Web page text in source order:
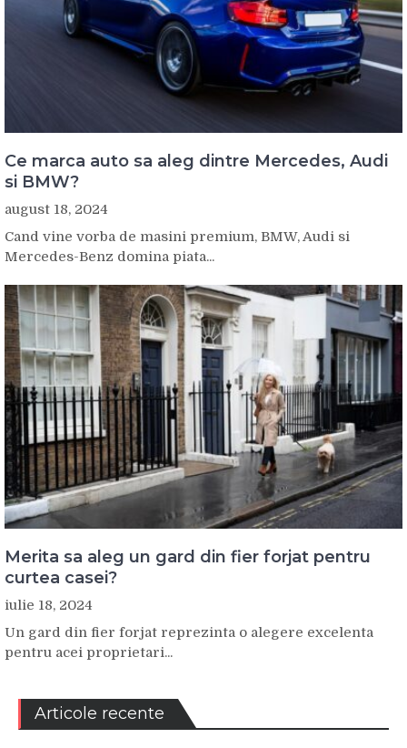
Ce marca auto sa aleg dintre Mercedes, Audi
si BMW?
august 18, 2024
Cand vine vorba de masini premium, BMW, Audi si
Mercedes-Benz domina piata...
Merita sa aleg un gard din fier forjat pentru
curtea casei?
iulie 18, 2024
Un gard din fier forjat reprezinta o alegere excelenta
pentru acei proprietari...
Articole recente